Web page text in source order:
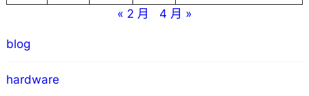
« 2 月
4 月 »
blog
hardware